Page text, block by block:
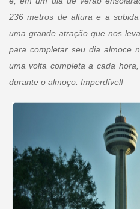
236 metros de altura e a
uma grande atração que nos
para completar seu dia almoce
uma volta completa a cada
durante o almoço. Imperdível!